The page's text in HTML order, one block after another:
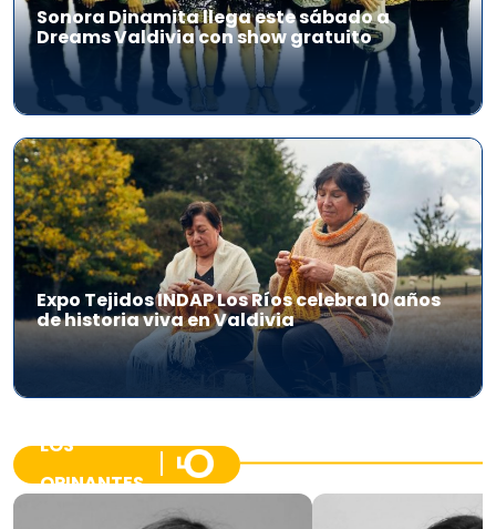
Sonora Dinamita llega este sábado a
Dreams Valdivia con show gratuito
Expo Tejidos INDAP Los Ríos celebra 10 años
de historia viva en Valdivia
LOS
OPINANTES